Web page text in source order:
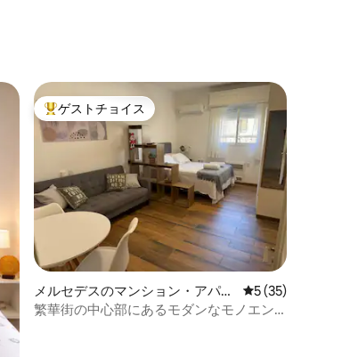
大好評のゲストチョイスです。
ゲストチョイス
メルセデスのマンション・アパー
ト
レビュー35件、5
5 (35)
繁華街の中心部にあるモダンなモノエン